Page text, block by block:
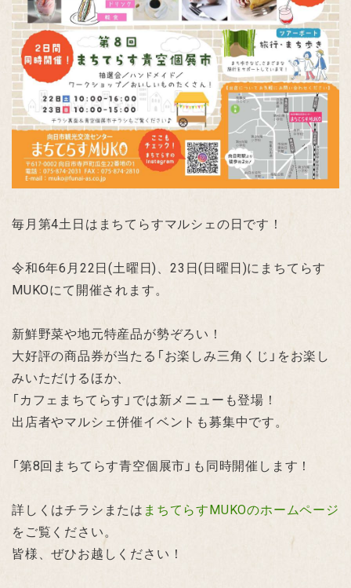
毎月第4土日はまちてらすマルシェの日です！
令和6年6月22日(土曜日)、23日(日曜日)にまちてらす
MUKOにて開催されます。
新鮮野菜や地元特産品が勢ぞろい！
大好評の商品券が当たる「お楽しみ三角くじ」をお楽し
みいただけるほか、
「カフェまちてらす」では新メニューも登場！
出店者やマルシェ併催イベントも募集中です。
「第8回まちてらす青空個展市」も同時開催します！
詳しくはチラシまたは まちてらすMUKOのホームページ
をご覧ください。
皆様、ぜひお越しください！